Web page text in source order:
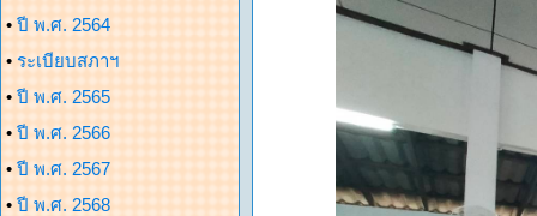
• ปี พ.ศ. 2564
• ระเบียบสภาฯ
• ปี พ.ศ. 2565
• ปี พ.ศ. 2566
• ปี พ.ศ. 2567
• ปี พ.ศ. 2568